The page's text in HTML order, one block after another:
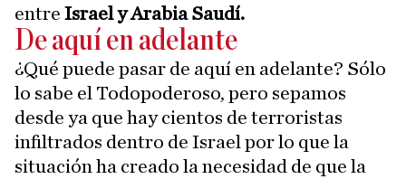
entre Israel y Arabia Saudí.
De aquí en adelante
¿Qué puede pasar de aquí en adelante? Sólo
lo sabe el Todopoderoso, pero sepamos
desde ya que hay cientos de terroristas
infiltrados dentro de Israel por lo que la
situación ha creado la necesidad de que la